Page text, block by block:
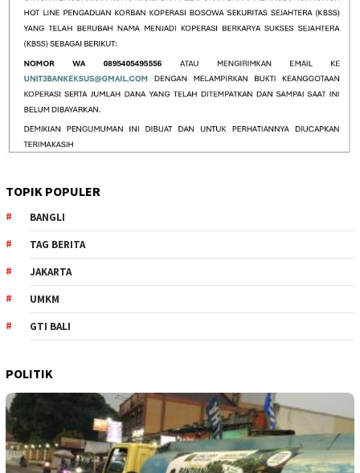
TOPIK POPULER
BANGLI
TAG BERITA
JAKARTA
UMKM
GTI BALI
POLITIK